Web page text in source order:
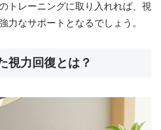
トレーニングに取り入れれば、視
力なサポートとなるでしょう。
視力回復とは？